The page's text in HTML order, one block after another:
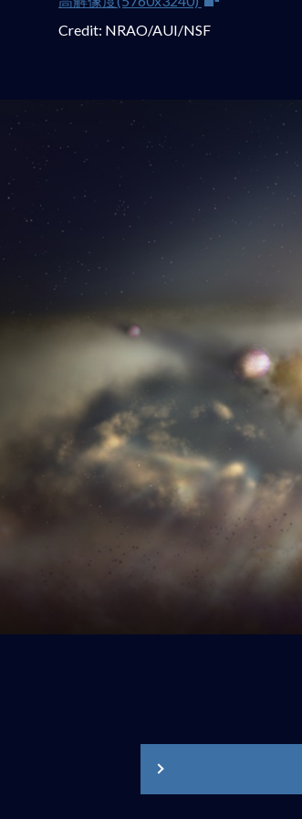
Credit: NRAO/AUI/NSF